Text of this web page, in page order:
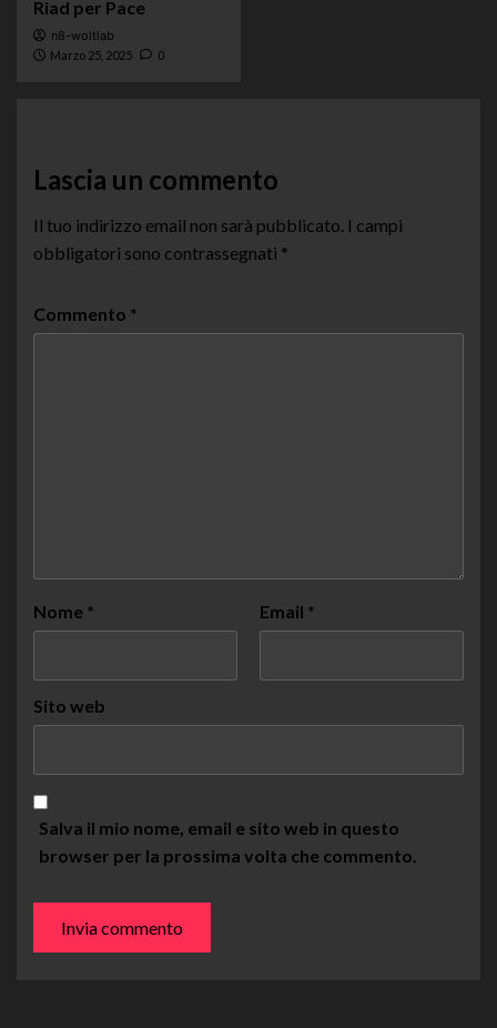
Riad per Pace
n8-woltlab
Marzo 25, 2025 0
Lascia un commento
Il tuo indirizzo email non sarà pubblicato. I campi
obbligatori sono contrassegnati *
Commento *
Nome * Email *
Sito web
Salva il mio nome, email e sito web in questo
browser per la prossima volta che commento.